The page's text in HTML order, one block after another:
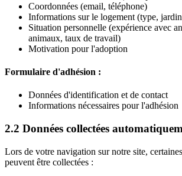
Coordonnées (email, téléphone)
Informations sur le logement (type,
Situation personnelle (expérience avec
animaux, taux de travail)
Motivation pour l'adoption
Formulaire d'adhésion :
Données d'identification et de contact
Informations nécessaires pour l'adhésion
2.2 Données collectées
Lors de votre navigation sur notre site,
peuvent être collectées :